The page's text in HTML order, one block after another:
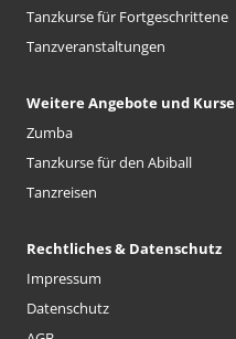
Tanzkurse für Fortgeschrittene
Tanzveranstaltungen
Weitere Angebote und Kurse
Zumba
Tanzkurse für den Abiball
Tanzreisen
Rechtliches & Datenschutz
Impressum
Datenschutz